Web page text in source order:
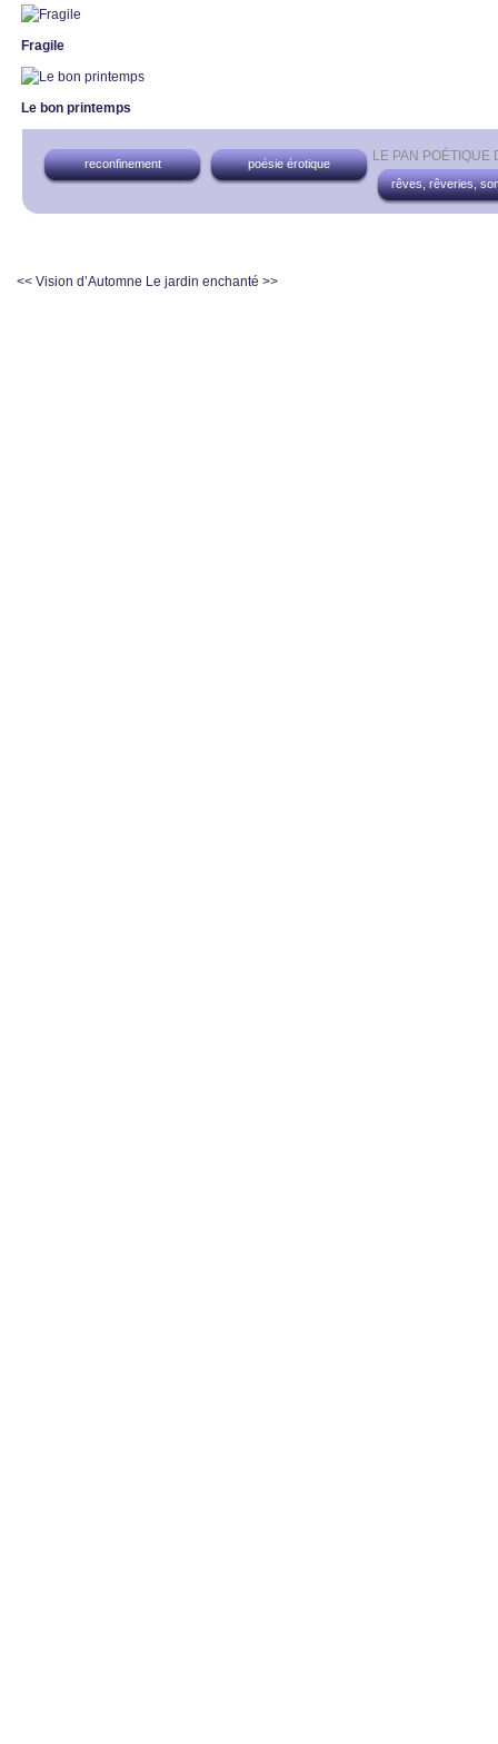
Fragile
Le bon printemps
LE PAN
reconfinement
poésie érotique
rêves, rêveries,
<< Vision d’Automne Le jardin enchanté >>